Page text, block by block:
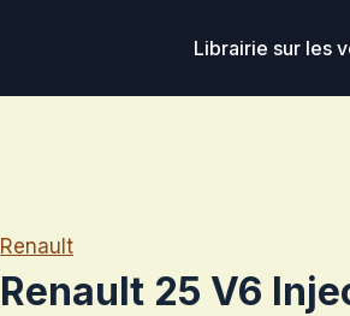
Librairie sur les
Renault
Renault 25 V6